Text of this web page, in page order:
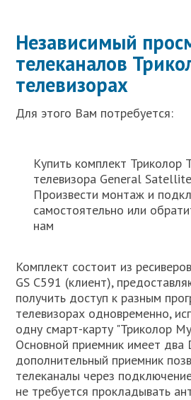
Независимый
телеканалов
телевизорах
Для этого Вам потребуется:
Купить комплект
телевизора General
Произвести монтаж и
самостоятельно или
нам
Комплект состоит из
GS C591 (клиент),
получить доступ к разным
телевизорах одновременно,
одну смарт-карту "Триколор
Основной приемник имеет два
дополнительный приемник
телеканалы через
не требуется прокладывать